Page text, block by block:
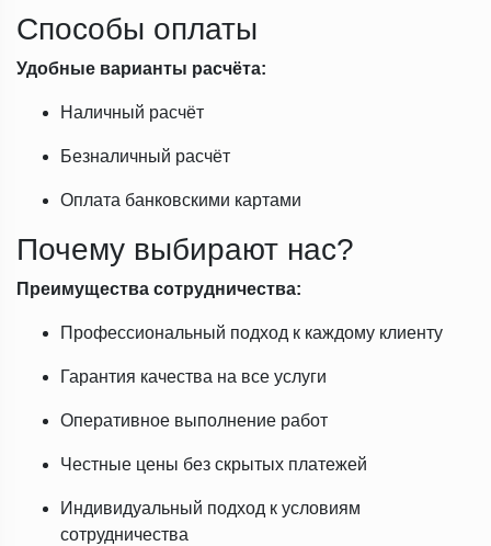
Способы оплаты
Удобные варианты расчёта:
Наличный расчёт
Безналичный расчёт
Оплата банковскими картами
Почему выбирают нас?
Преимущества сотрудничества:
Профессиональный подход к каждому клиенту
Гарантия качества на все услуги
Оперативное выполнение работ
Честные цены без скрытых платежей
Индивидуальный подход к условиям
сотрудничества